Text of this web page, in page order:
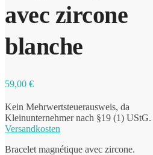
avec zircone
blanche
59,00 €
Kein Mehrwertsteuerausweis, da
Kleinunternehmer nach §19 (1) UStG.
Versandkosten
Bracelet magnétique avec zircone.